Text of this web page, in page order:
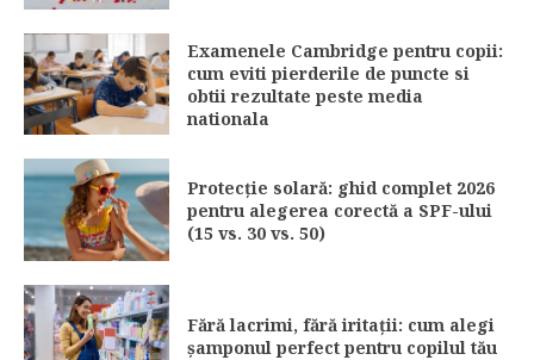
Examenele Cambridge pentru copii:
cum eviti pierderile de puncte si
obtii rezultate peste media
nationala
Protecție solară: ghid complet 2026
pentru alegerea corectă a SPF-ului
(15 vs. 30 vs. 50)
Fără lacrimi, fără iritații: cum alegi
șamponul perfect pentru copilul tău